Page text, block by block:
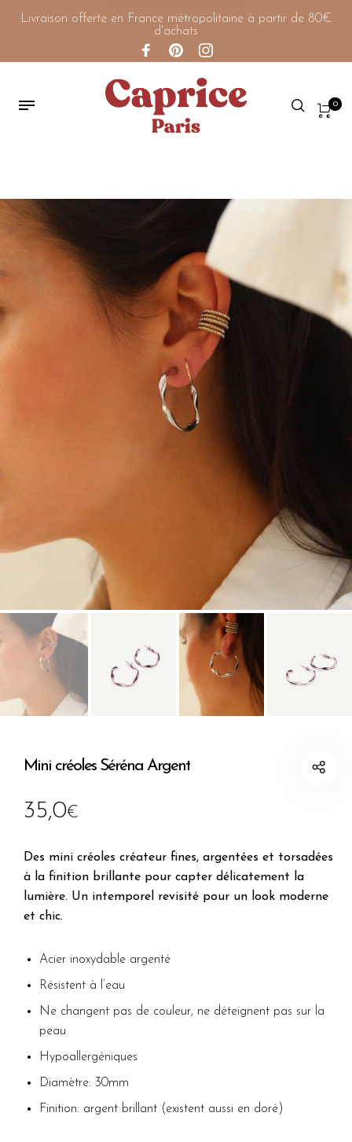
Livraison offerte en France métropolitaine à partir de 80€
d'achats
0
Mini créoles Séréna Argent
35,0€
Des mini créoles créateur fines, argentées et torsadées
à la finition brillante pour capter délicatement la
lumière. Un intemporel revisité pour un look moderne
et chic.
Acier inoxydable argenté
Résistent à l’eau
Ne changent pas de couleur, ne déteignent pas sur la
peau
Hypoallergéniques
Diamètre: 30mm
Finition: argent brillant (existent aussi en doré)